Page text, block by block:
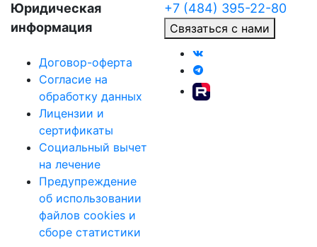
Юридическая
информация
Договор-оферта
Согласие на
обработку данных
Лицензии и
сертификаты
Социальный вычет
на лечение
Предупреждение
об использовании
файлов cookies и
сборе статистики
+7 (484) 395-22-80
Связаться с нами